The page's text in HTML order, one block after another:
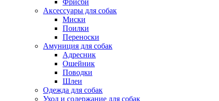
Фрисби
Аксессуары для собак
Миски
Поилки
Переноски
Амуниция для собак
Адресник
Ошейник
Поводки
Шлеи
Одежда для собак
Уход и содержание для собак